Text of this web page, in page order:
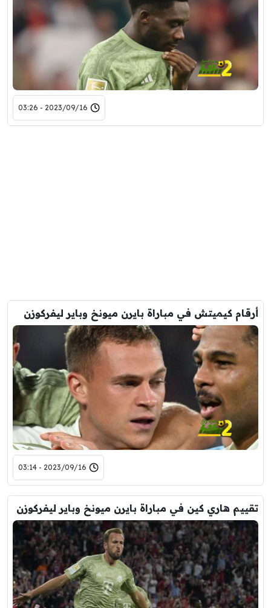
2023/09/16 - 03:26
أرقام كيميتش في مباراة بايرن ميونخ وباير ليفركوزن
2023/09/16 - 03:14
تقييم هاري كين في مباراة بايرن ميونخ وباير ليفركوزن